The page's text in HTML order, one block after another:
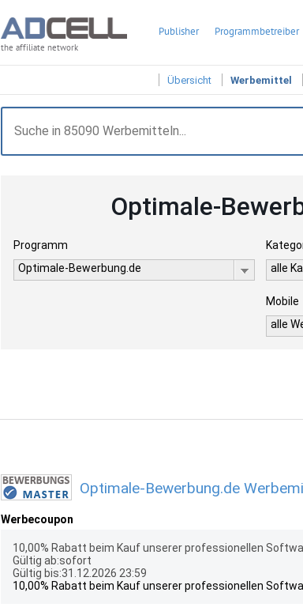
the affiliate network
Publisher Programmbetreiber
Übersicht Werbemittel
Optimale-
Programm
Optimale-Bewerbung.de
alle
Mobile
alle
Optimale-Bewerbung.de
Werbecoupon
10,00% Rabatt beim Kauf unserer professionellen
Gültig ab:sofort
Gültig bis:31.12.2026 23:59
10,00% Rabatt beim Kauf unserer professionellen